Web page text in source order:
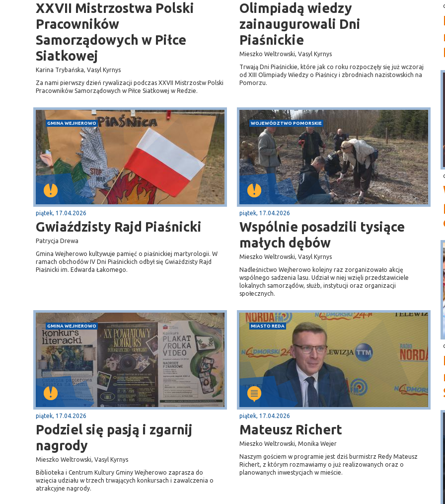
XXVII Mistrzostwa Polski
Pracowników
Samorządowych w Piłce
Siatkowej
Karina Trybańska, Vasyl Kyrnys
Za nami pierwszy dzień rywalizacji podczas XXVII Mistrzostw Polski
Pracowników Samorządowych w Piłce Siatkowej w Redzie.
Olimpiadą wiedzy
zainaugurowali Dni
Piaśnickie
Mieszko Weltrowski, Vasyl Kyrnys
Trwają Dni Piaśnickie, które jak co roku rozpoczęły się już wczoraj
od XIII Olimpiady Wiedzy o Piaśnicy i zbrodniach nazistowskich na
Pomorzu.
GMINA WEJHEROWO
piątek, 17.04.2026
Gwiaździsty Rajd Piaśnicki
Patrycja Drewa
Gmina Wejherowo kultywuje pamięć o piaśnickiej martyrologii. W
ramach obchodów IV Dni Piaśnickich odbył się Gwiaździsty Rajd
Piaśnicki im. Edwarda Łakomego.
WOJEWÓDZTWO POMORSKIE
piątek, 17.04.2026
Wspólnie posadzili tysiące
małych dębów
Mieszko Weltrowski, Vasyl Kyrnys
Nadleśnictwo Wejherowo kolejny raz zorganizowało akcję
wspólnego sadzenia lasu. Udział w niej wzięli przedstawiciele
lokalnych samorządów, służb, instytucji oraz organizacji
społecznych.
GMINA WEJHEROWO
piątek, 17.04.2026
Podziel się pasją i zgarnij
nagrody
Mieszko Weltrowski, Vasyl Kyrnys
Biblioteka i Centrum Kultury Gminy Wejherowo zaprasza do
wzięcia udziału w trzech trwających konkursach i zawalczenia o
atrakcyjne nagrody.
MIASTO REDA
piątek, 17.04.2026
Mateusz Richert
Mieszko Weltrowski, Monika Wejer
Naszym gościem w programie jest dziś burmistrz Redy Mateusz
Richert, z którym rozmawiamy o już realizowanych oraz o
planowanych inwestycjach w mieście.